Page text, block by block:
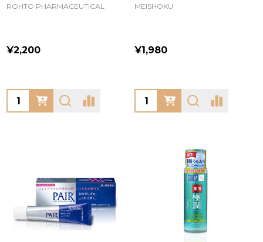
ROHTO PHARMACEUTICAL
¥2,200
Quantity:
MEISHOKU
¥1,980
Quantity: